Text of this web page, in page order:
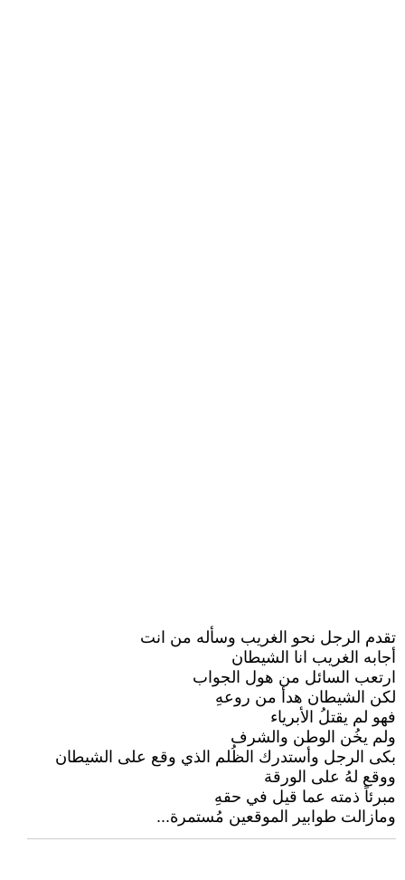
تقدم الرجل نحو الغريب وسأله من انت
أجابه الغريب انا الشيطان
ارتعب السائل من هول الجواب
لكن الشيطان هدأ من روعهِ
فهو لم يقتلُ الأبرياء
ولم يخُن الوطن والشرف
بكى الرجل وأستدرك الظُلم الذي وقع على الشيطان
ووقع لهُ على الورقة
مبرئاً ذمته عما قيل في حقهِ
ومازالت طوابير الموقعين مُستمرة...